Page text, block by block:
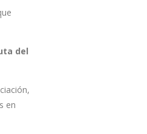
del
en